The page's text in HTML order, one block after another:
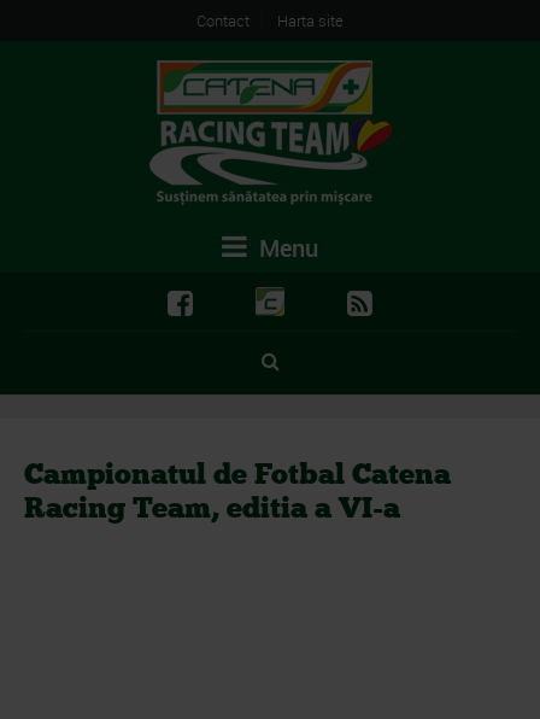
Contact Harta site
Menu
Campionatul de Fotbal Catena
Racing Team, editia a VI-a